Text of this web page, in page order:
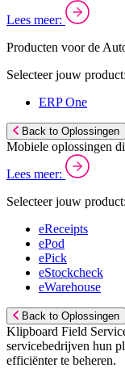
Lees meer:
Producten voor de
Selecteer jouw product:
ERP One
Back to Oplossingen
Mobiele oplossingen
Lees meer:
Selecteer jouw product:
eReceipts
ePod
ePick
eStockcheck
eWarehouse
Back to Oplossingen
Klipboard Field
servicebedrijven hun
efficiënter te beheren.